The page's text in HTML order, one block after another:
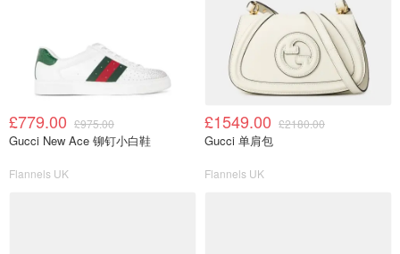
£779.00 £975.00
Gucci New Ace 铆钉小白鞋
Flannels UK
£1549.00 £2180.00
Gucci 单肩包
Flannels UK